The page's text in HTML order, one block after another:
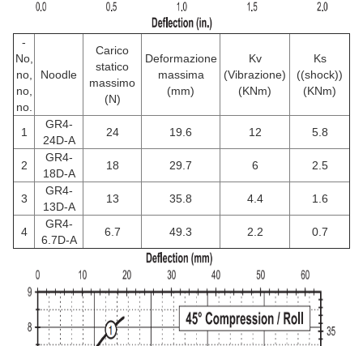
-
No,
no,
no,
no.
Noodle
Carico
statico
massimo
(N)
Deformazione
massima
(mm)
Kv
(Vibrazione)
(KNm)
Ks
((shock))
(KNm)
1
GR4-
24D-A
24 19.6 12 5.8
2
GR4-
18D-A
18 29.7 6 2.5
3
GR4-
13D-A
13 35.8 4.4 1.6
4
GR4-
6.7D-A
6.7 49.3 2.2 0.7